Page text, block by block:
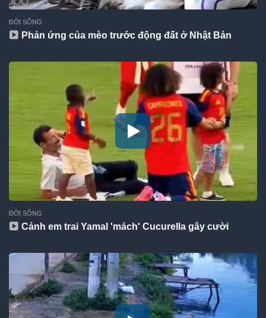
ĐỜI SỐNG
Phản ứng của mèo trước động đất ở Nhật Bản
ĐỜI SỐNG
Cảnh em trai Yamal 'mách' Cucurella gây cười